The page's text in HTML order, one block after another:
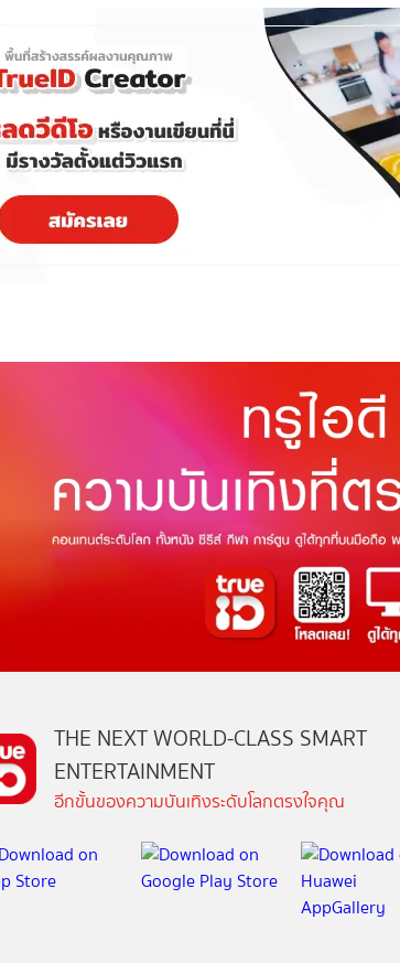
THE NEXT WORLD-CLASS SMART
ENTERTAINMENT
อีกขั้นของความบันเทิงระดับโลกตรงใจคุณ